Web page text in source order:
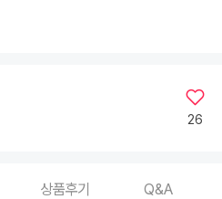
26
상품후기 Q&A